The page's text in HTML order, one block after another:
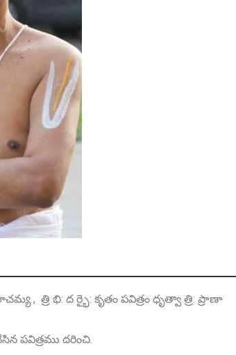
, త్రి భి: ద ర్భై: కృతం పవిత్రం ధృత్వా త్రి: ప్రాణా
పవిత్రము దరించి.